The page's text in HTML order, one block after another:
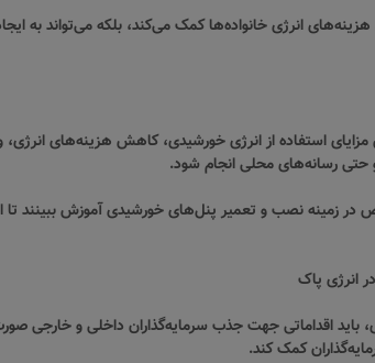
هزینه‌های انرژی خانواده‌ها کمک می‌کند، بلکه می‌تواند
استفاده از انرژی خورشیدی، کاهش هزینه‌های انرژی، و
حتی رسانه‌های محلی انجام شود.
در زمینه نصب و تعمیر پنل‌های خورشیدی آموزش ببینند تا
باید اقداماتی جهت جذب سرمایه‌گذاران داخلی و خارجی
کمک کند.